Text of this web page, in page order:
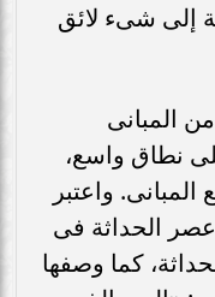
إلى شىء لائق
من المبانى
نطاق واسع،
جميع المبانى. واعتبر
عصر الحداثة فى
كما وصفها